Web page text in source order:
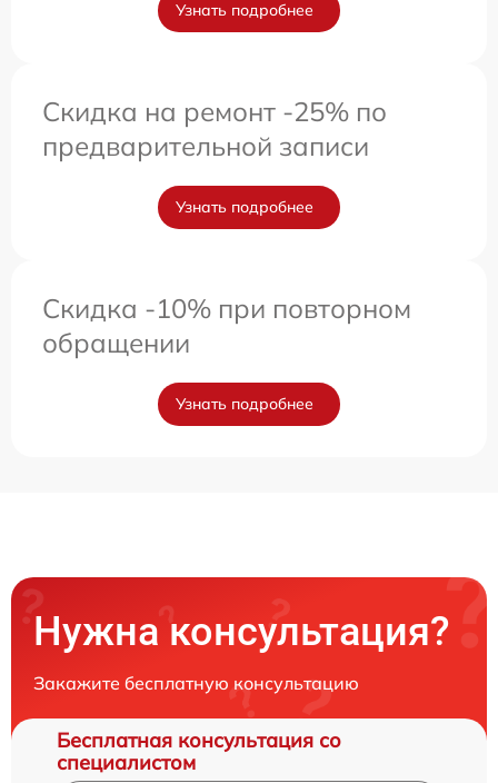
Узнать подробнее
Скидка на ремонт -25% по
предварительной записи
Узнать подробнее
Скидка -10% при повторном
обращении
Узнать подробнее
Нужна консультация?
Закажите бесплатную консультацию
Бесплатная консультация со
специалистом